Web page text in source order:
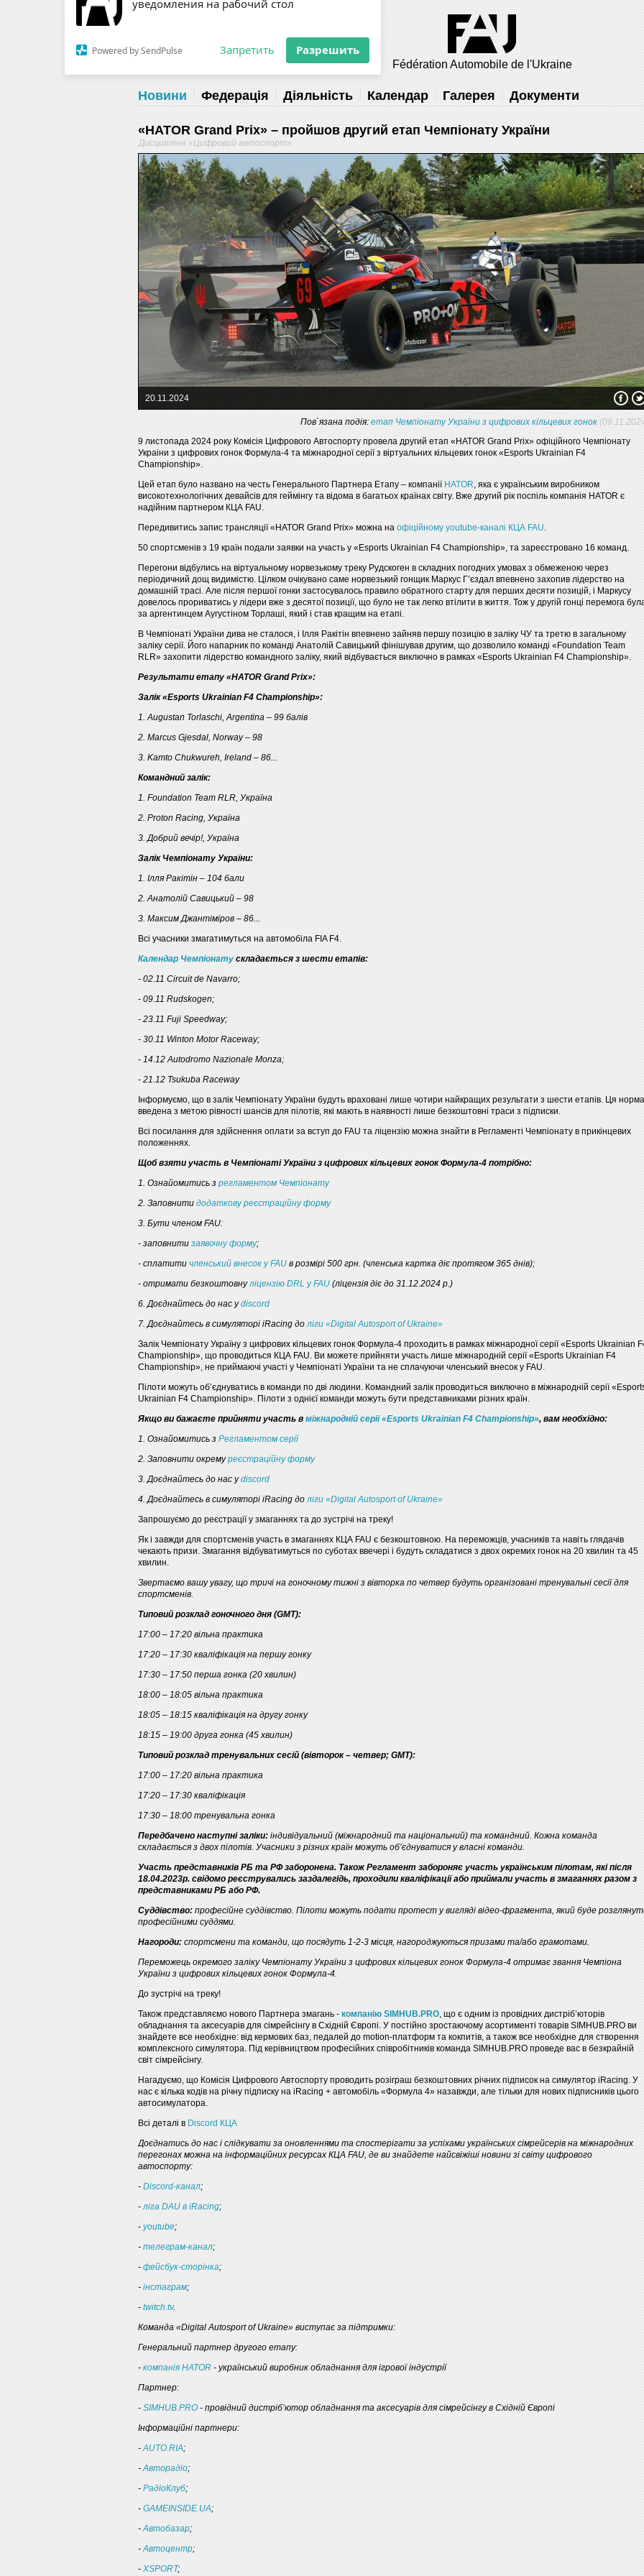
уведомления на рабочий стол
Запретить Разрешить
Fédération Automobile de l'Ukraine
Новини Федерація Діяльність Календар Галерея Документи
«HATOR Grand Prix» – пройшов другий етап Чемпіонату України
Дисципліна «Цифровий автоспорт»
20.11.2024
Пов`язана подія: етап Чемпіонату України з цифрових кільцевих гонок
9 листопада 2024 року Комісія Цифрового Автоспорту провела другий етап «HATOR Grand Prix» офіційного Чемпіонату
Украіни з цифрових гонок Формула-4 та міжнародної серії з віртуальних кільцевих гонок «Esports Ukrainian F4
Championship».
Цей етап було названо на честь Генерального Партнера Етапу – компанії HATOR, яка є українським виробником
високотехнологічних девайсів для геймінгу та відома в багатьох країнах світу. Вже другий рік поспіль компанія HATOR є
надійним партнером КЦА FAU.
Передивитись запис трансляції «HATOR Grand Prix» можна на офіційному youtube-каналі КЦА FAU.
50 спортсменів з 19 країн подали заявки на участь у «Esports Ukrainian F4 Championship», та зареєстровано 16 команд.
Перегони відбулись на віртуальному норвезькому треку Рудскоген в складних погодних умовах з обмеженою через
періодичний дощ видимістю. Цілком очікувано саме норвезький гонщик Маркус Г’єздал впевнено захопив лідерство на
домашній трасі. Але після першої гонки застосувалось правило обратного старту для перших десяти позицій, і Маркусу
довелось прориватись у лідери вже з десятої позиції, що було не так легко втілити в життя. Тож у другій гонці перемога
за аргентинцем Аугустіном Торлаші, який і став кращим на етапі.
В Чемпіонаті України дива не сталося, і Ілля Ракітін впевнено зайняв першу позицію в заліку ЧУ та третю в загальному
заліку серії. Його напарник по команді Анатолій Савицький фінішував другим, що дозволило команді «Foundation Team
RLR» захопити лідерство командного заліку, який відбувається виключно в рамках «Esports Ukrainian F4 Championship».
Результати етапу «HATOR Grand Prix»:
Залік «Esports Ukrainian F4 Championship»:
1. Augustan Torlaschi, Argentina – 99 балів
2. Мarcus Gjesdal, Norway – 98
3. Kamto Chukwureh, Ireland – 86...
Командний залік:
1. Foundation Team RLR, Україна
2. Proton Racing, Україна
3. Добрий вечір!, Україна
Залік Чемпіонату України:
1. Ілля Ракітін – 104 бали
2. Анатолій Савицький – 98
3. Максим Джантіміров – 86...
Всі учасники змагатимуться на автомобіла FIA F4.
Календар Чемпіонату складається з шести етапів:
- 02.11 Circuit de Navarro;
- 09.11 Rudskogen;
- 23.11 Fuji Speedway;
- 30.11 Winton Motor Raceway;
- 14.12 Autodromo Nazionale Monza;
- 21.12 Tsukuba Raceway
Інформуємо, що в залік Чемпіонату України будуть враховані лише чотири найкращих результати з шести етапів. Ця норма
введена з метою рівності шансів для пілотів, які мають в наявності лише безкоштовні траси з підписки.
Всі посилання для здійснення оплати за вступ до FAU та ліцензію можна знайти в Регламенті Чемпіонату в прикінцевих
положеннях.
Щоб взяти участь в Чемпіонаті України з цифрових кільцевих гонок Формула-4 потрібно:
1. Ознайомитись з регламентом Чемпіонату
2. Заповнити додаткову реєстраційну форму
3. Бути членом FAU:
- заповнити заявочну форму;
- сплатити членський внесок у FAU в розмірі 500 грн. (членська картка діє протягом 365 днів);
- отримати безкоштовнуліцензію DRL у FAU (ліцензія діє до 31.12.2024 р.)
6. Доєднайтесь до нас уdiscord
7. Доєднайтесь в симуляторі iRacing доліги «Digital Autosport of Ukraine»
Залік Чемпіонату Україну з цифрових кільцевих гонок Формула-4 проходить в рамках міжнародної серії «Esports Ukrainian
Championship», що проводиться КЦА FAU. Ви можете прийняти участь лише міжнародній серії «Esports Ukrainian F4
Championship», не приймаючі участі у Чемпіонаті України та не сплачуючи членський внесок у FAU.
Пілоти можуть об’єднуватись в команди по дві людини. Командний залік проводиться виключно в міжнародній серії
Ukrainian F4 Championship». Пілоти з однієї команди можуть бути представниками різних країн.
Якщо ви бажаєте прийняти участь в міжнародній серії «Esports Ukrainian F4 Championship», вам необхідно:
1. Ознайомитись з Регламентом серії
2. Заповнити окремуреєстраційну форму
3. Доєднайтесь до нас уdiscord
4. Доєднайтесь в симуляторі iRacing доліги «Digital Autosport of Ukraine»
Запрошуємо до реєстрації у змаганнях та до зустрічі на треку!
Як і завжди для спортсменів участь в змаганнях КЦА FAU є безкоштовною. На переможців, учасників та навіть глядачів
чекають призи. Змагання відбуватимуться по суботах ввечері і будуть складатися з двох окремих гонок на 20 хвилин та 45
хвилин.
Звертаємо вашу увагу, що тричі на гоночному тижні з вівторка по четвер будуть організовані тренувальні сесії для
спортсменів.
Типовий розклад гоночного дня (GMT):
17:00 – 17:20 вільна практика
17:20 – 17:30 кваліфікація на першу гонку
17:30 – 17:50 перша гонка (20 хвилин)
18:00 – 18:05 вільна практика
18:05 – 18:15 кваліфікація на другу гонку
18:15 – 19:00 друга гонка (45 хвилин)
Типовий розклад тренувальних сесій (вівторок – четвер; GMT):
17:00 – 17:20 вільна практика
17:20 – 17:30 кваліфікація
17:30 – 18:00 тренувальна гонка
Передбачено наступні заліки: індивідуальний (міжнародний та національний) та командний. Кожна команда
складається з двох пілотів. Учасники з різних країн можуть об’єднуватися у власні команди.
Участь представників РБ та РФ заборонена. Також Регламент забороняє участь українським пілотам, які після
18.04.2023р. свідомо реєструвались заздалегідь, проходили кваліфікації або приймали участь в змаганнях разом з
представниками РБ або РФ.
Суддівство: професійне суддівство. Пілоти можуть подати протест у вигляді відео-фрагмента, який буде
професійними суддями.
Нагороди: спортсмени та команди, що посядуть 1-2-3 місця, нагороджуються призами та/або грамотами.
Переможець окремого заліку Чемпіонату України з цифрових кільцевих гонок Формула-4 отримає звання Чемпіона
України з цифрових кільцевих гонок Формула-4.
До зустрічі на треку!
Також представляємо нового Партнера змагань - компанію SIMHUB.PRO, що є одним із провідних дистріб’юторів
обладнання та аксесуарів для сімрейсінгу в Східній Європі. У постійно зростаючому асортименті товарів SIMHUB.PRO ви
знайдете все необхідне: від кермових баз, педалей до motion-платформ та кокпитів, а також все необхідне для створення
комплексного симулятора. Під керівництвом професійних співробітників команда SIMHUB.PRO проведе вас в безкрайній
світ сімрейсінгу.
Нагадуємо, що Комісія Цифрового Автоспорту проводить розіграш безкоштовних річних підписок на симулятор iRacing. У
нас є кілька кодів на річну підписку на iRacing + автомобіль «Формула 4» назавжди, але тільки для нових підписників цього
автосимулатора.
Всі деталі в Discord КЦА
Доєднатись до нас і слідкувати за оновленнями та спостерігати за успіхами українських сімрейсерів на міжнародних
перегонах можна на інформаційних ресурсах КЦА FAU, де ви знайдете найсвіжіші новини зі світу цифрового
автоспорту:
- Discord-канал;
-ліга DAU в iRacing;
- youtube;
- телеграм-канал;
- фейсбук-сторінка;
- інстаграм;
- twitch.tv.
Команда «Digital Autosport of Ukraine» виступає за підтримки:
Генеральний партнер другого етапу:
- компанія HATOR - український виробник обладнання для ігрової індустрії
Партнер:
- SIMHUB.PRO - провідний дистріб’ютор обладнання та аксесуарів для сімрейсінгу в Східній Європі
Інформаційні партнери:
-AUTO.RIA;
-Авторадіо;
- РадіоКлуб;
- GAMEINSIDE.UA;
-Автобазар;
-Автоцентр;
- XSPORT;